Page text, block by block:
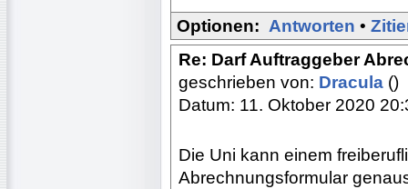
Optionen: Antworten •
Re: Darf Auftraggeber
geschrieben von: Dracula ()
Datum: 11. Oktober 2020
Die Uni kann einem
Abrechnungsformular